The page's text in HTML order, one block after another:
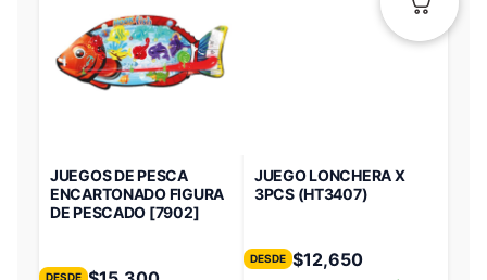
JUEGOS DE PESCA
ENCARTONADO FIGURA
DE PESCADO [7902]
DESDE
JUEGO LONCHERA X
3PCS (HT3407)
DESDE $12,650